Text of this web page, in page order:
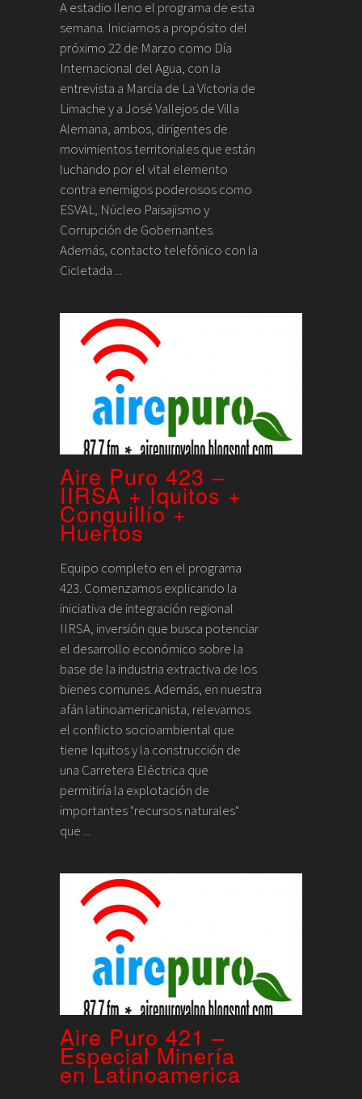
A estadio lleno el programa de esta
semana. Iniciamos a propósito del
próximo 22 de Marzo como Día
Internacional del Agua, con la
entrevista a Marcia de La Victoria de
Limache y a José Vallejos de Villa
Alemana, ambos, dirigentes de
movimientos territoriales que están
luchando por el vital elemento
contra enemigos poderosos como
ESVAL, Núcleo Paisajismo y
Corrupción de Gobernantes.
Además, contacto telefónico con la
Cicletada ...
Aire Puro 423 –
IIRSA + Iquitos +
Conguillío +
Huertos
Equipo completo en el programa
423. Comenzamos explicando la
iniciativa de integración regional
IIRSA, inversión que busca potenciar
el desarrollo económico sobre la
base de la industria extractiva de los
bienes comunes. Además, en nuestra
afán latinoamericanista, relevamos
el conflicto socioambiental que
tiene Iquitos y la construcción de
una Carretera Eléctrica que
permitiría la explotación de
importantes "recursos naturales"
que ...
Aire Puro 421 –
Especial Minería
en Latinoamerica